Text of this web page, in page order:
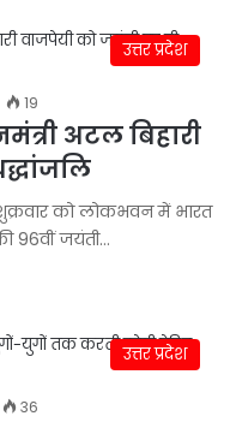
उत्तर प्रदेश
19
अटल बिहारी
को लोकभवन में भारत
96वीं जयंती…
उत्तर प्रदेश
36